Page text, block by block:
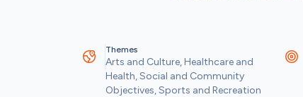
Themes
Arts and Culture, Healthcare and
Health, Social and Community
Objectives, Sports and Recreation